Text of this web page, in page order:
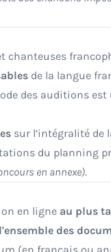
chanteuses
de la langue
des auditions est
sur l’intégralité de
du planning
en annexe).
en ligne au plus
l'ensemble des